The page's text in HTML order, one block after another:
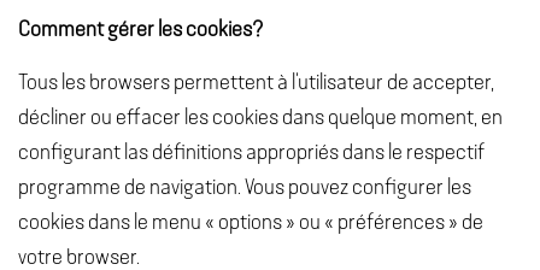
Comment gérer les cookies?
Tous les browsers permettent à l’utilisateur de accepter,
décliner ou effacer les cookies dans quelque moment, en
configurant las définitions appropriés dans le respectif
programme de navigation. Vous pouvez configurer les
cookies dans le menu « options » ou « préférences » de
votre browser.